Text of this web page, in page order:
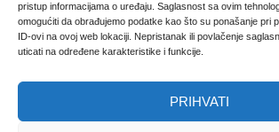
pristup informacijama o uređaju. Saglasnost sa ovim
omogućiti da obrađujemo podatke kao što su ponašanje pri
ID-ovi na ovoj web lokaciji. Nepristanak ili povlačenje
uticati na određene karakteristike i funkcije.
PRIHVATI